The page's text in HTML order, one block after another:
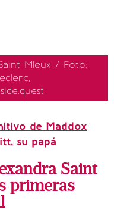
Mleux / Foto:
de Maddox
su papá
Saint
primeras